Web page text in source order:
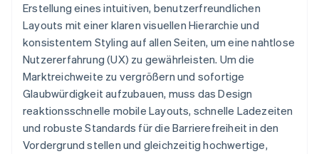
Erstellung eines intuitiven, benutzerfreundlichen
Layouts mit einer klaren visuellen Hierarchie und
konsistentem Styling auf allen Seiten, um eine nahtlose
Nutzererfahrung (UX) zu gewährleisten. Um die
Marktreichweite zu vergrößern und sofortige
Glaubwürdigkeit aufzubauen, muss das Design
reaktionsschnelle mobile Layouts, schnelle Ladezeiten
und robuste Standards für die Barrierefreiheit in den
Vordergrund stellen und gleichzeitig hochwertige,